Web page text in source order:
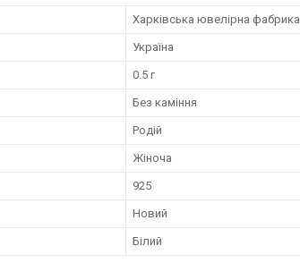
Харківська ювелірна фабрика
Україна
0.5 г
Без каміння
Родій
Жіноча
925
Новий
Білий